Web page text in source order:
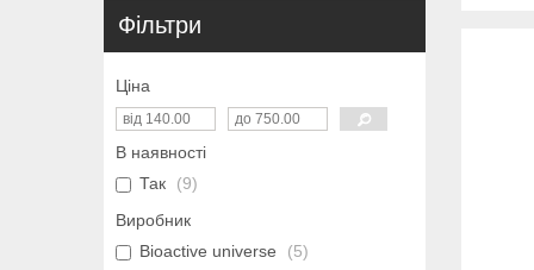
Фільтри
Ціна
В наявності
Так
9
Виробник
Bioactive universe
5